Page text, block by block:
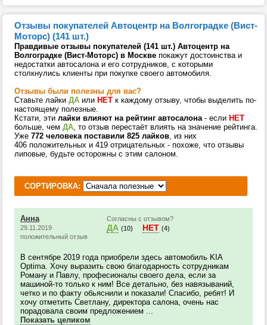
Отзывы покупателей Автоцентр на Волгоградке (Вист-
Моторс) (141 шт.)
Правдивые отзывы покупателей (141 шт.) Автоцентр на
Волгоградке (Вист-Моторс) в Москве покажут достоинства и
недостатки автосалона и его сотрудников, с которыми
столкнулись клиенты при покупке своего автомобиля.
Отзывы были полезны для вас?
Ставьте лайки ДА или НЕТ к каждому отзыву, чтобы выделить по-
настоящему полезные.
Кстати, эти лайки влияют на рейтинг автосалона- если НЕТ
больше, чем ДА, то отзыв перестаёт влиять на значение рейтинга.
Уже 772 человека поставили 825 лайков, из них
406 положительных и 419 отрицательных - похоже, что отзывы
липовые, будьте осторожны с этим салоном.
СОРТИРОВКА:
Анна
29.11.2019
положительный отзыв
Согласны с отзывом?
ДА (10) НЕТ (4)
В сентябре 2019 года приобрели здесь автомобиль KIA
Optima. Хочу выразить свою благодарность сотрудникам
Роману и Павлу, професионалы своего дела, если за
машиной-то только к ним! Все детально, без навязываний,
четко и по факту обьяснили и показали! Спасибо, ребят! И
хочу отметить Светлану, директора салона, очень нас
порадовала своим предложением ...
Показать целиком